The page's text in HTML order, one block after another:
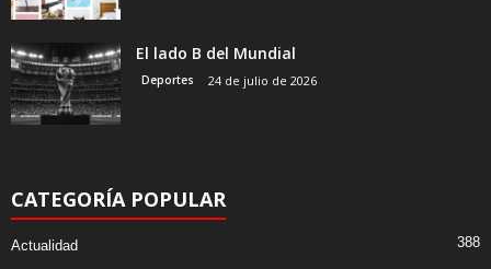
El lado B del Mundial
Deportes 24 de julio de 2026
CATEGORÍA POPULAR
Actualidad
388